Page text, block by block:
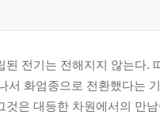
酒戒
罪敎懺戒
師請法戒
法諮受戒
된 전기는 전해지지 않는다.
서 화엄종으로 전환했다는
것은 대등한 차원에서의 만